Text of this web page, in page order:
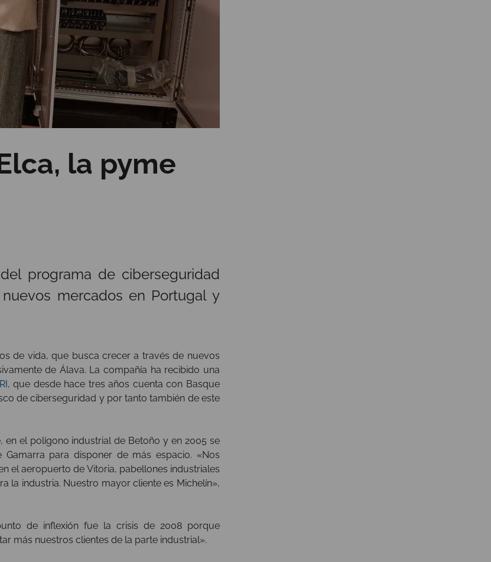
la pyme
programa de ciberseguridad
mercados en Portugal y
de vida, que busca crecer a través de nuevos
de Álava. La compañía ha recibido una
, que desde hace tres años cuenta con Basque
de ciberseguridad y por tanto también de este
en el polígono industrial de Betoño y en 2005 se
para disponer de más espacio. «Nos
el aeropuerto de Vitoria, pabellones industriales
la industria. Nuestro mayor cliente es Michelín»,
de inflexión fue la crisis de 2008 porque
más nuestros clientes de la parte industrial».